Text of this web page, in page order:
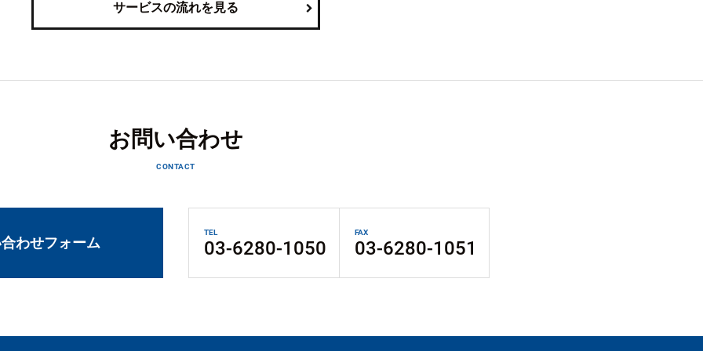
サービスの流れを見る
お問い合わせ
CONTACT
わせフォーム
TEL
03-6280-1050
FAX
03-6280-1051